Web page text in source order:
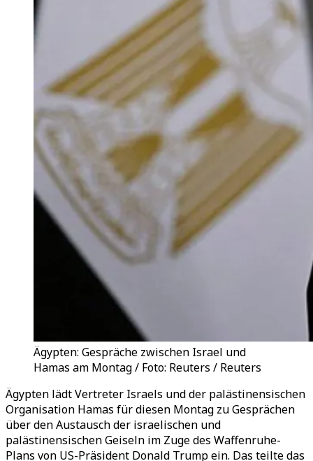
Ägypten: Gespräche zwischen Israel und
Hamas am Montag / Foto: Reuters / Reuters
Ägypten lädt Vertreter Israels und der palästinensischen
Organisation Hamas für diesen Montag zu Gesprächen
über den Austausch der israelischen und
palästinensischen Geiseln im Zuge des Waffenruhe-
Plans von US-Präsident Donald Trump ein. Das teilte das